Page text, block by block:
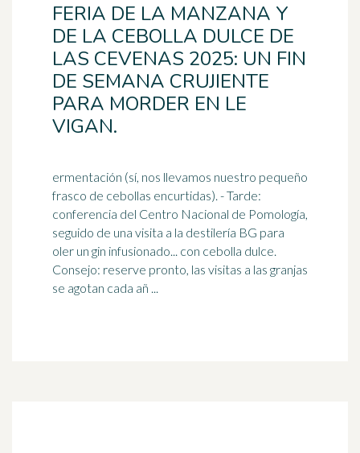
FERIA DE LA MANZANA Y
DE LA CEBOLLA DULCE DE
LAS CEVENAS 2025: UN FIN
DE SEMANA CRUJIENTE
PARA MORDER EN LE
VIGAN.
ermentación (sí, nos llevamos nuestro pequeño
frasco de cebollas encurtidas). - Tarde:
conferencia del Centro Nacional de Pomología,
seguido de una visita a la destilería BG para
oler un gin infusionado... con cebolla dulce.
Consejo: reserve pronto, las visitas a las granjas
se agotan cada añ ...